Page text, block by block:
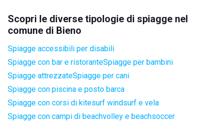
Scopri le diverse tipologie di spiagge nel
comune di Bieno
Spiagge accessibili per disabili
Spiagge con bar e ristoranteSpiagge per bambini
Spiagge attrezzateSpiagge per cani
Spiagge con piscina e posto barca
Spiagge con corsi di kitesurf windsurf e vela
Spiagge con campi di beachvolley e beachsoccer